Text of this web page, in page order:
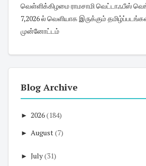
வெள்ளிக்கிழமை ராமசாமி வெட்டாஃபீஸ்
7,2026 ல் வெளியாக இருக்கும்
முன்னோட்டம்
Blog Archive
► 2026(184)
► August(7)
► July(31)